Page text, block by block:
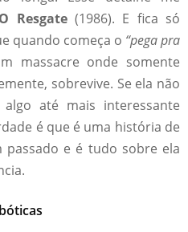
Resgate(1986). E fica só
quando começa o “pega pra
massacre onde somente
sobrevive. Se ela não
até mais interessante
é que é uma história de
e é tudo sobre ela